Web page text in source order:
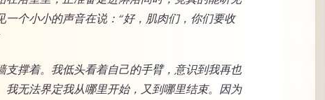
个小小的声音在说：“好，肌肉们，你们要收
支撑着。我低头看着自己的手臂，意识到我再也
我无法界定我从哪里开始，又到哪里结束。因为